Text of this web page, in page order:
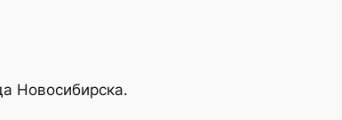
Новосибирска.